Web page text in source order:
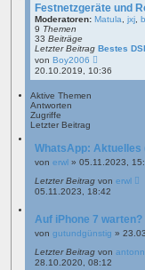
s
e
B
e
i
t
a
Festnetzgeräte und
Moderatoren: Matula jxj
9 Themen
33 Beiträge
Letzter Beitrag Bestes
von Boy2006
e
u
e
t
a
g
20.10.2019, 10:36
Aktive Themen
Antworten
Zugriffe
Letzter Beitrag
WhatsApp: Aktuelles
von erwl » 05.11.2023,
Letzter Beitrag von erwl
05.11.2023, 18:42
Auf iPhone 7 warten?
von gutundgünstig »
Letzter Beitrag von antonn
28.10.2020, 08:12